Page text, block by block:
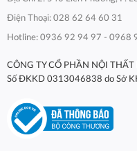
Điện Thoại: 028 62 64 60 31
Hotline: 0936 92 94 97 - 0968
CÔNG TY CỔ PHẦN NỘI THẤT
Số ĐKKD 0313046838 do Sở